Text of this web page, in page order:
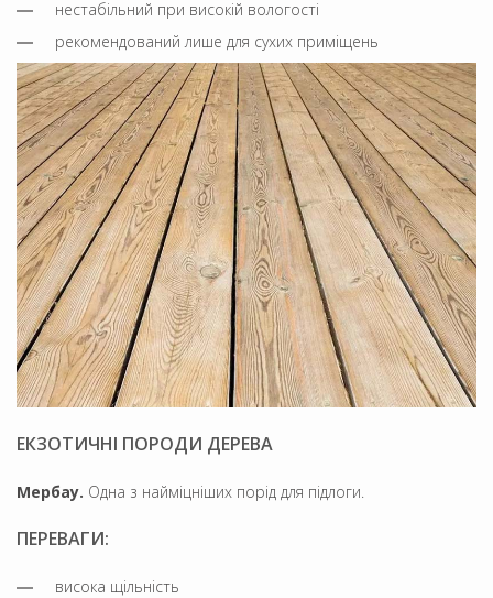
нестабільний при високій вологості
рекомендований лише для сухих приміщень
ЕКЗОТИЧНІ ПОРОДИ ДЕРЕВА
Мербау. Одна з найміцніших порід для підлоги.
ПЕРЕВАГИ:
висока щільність